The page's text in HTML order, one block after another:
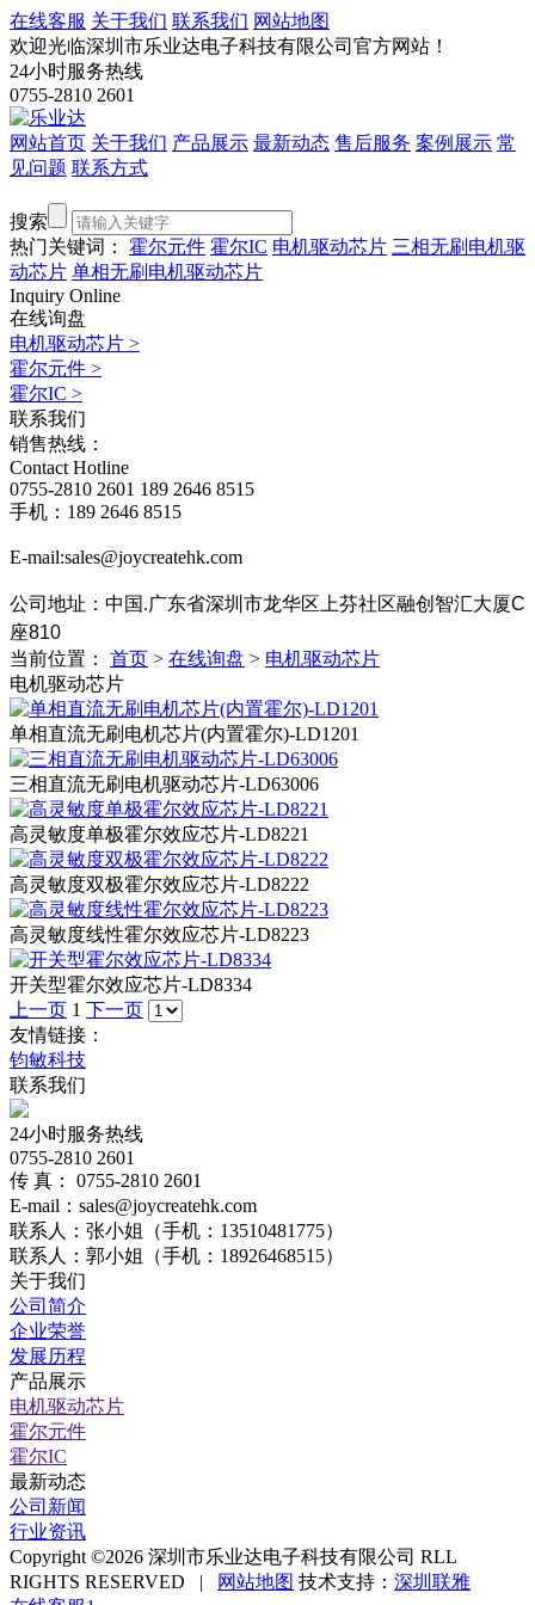
在线客服 关于我们 联系我们 网站地图
欢迎光临深圳市乐业达电子科技有限公司官方网站！
24小时服务热线
0755-2810 2601
网站首页 关于我们 产品展示 最新动态 售后服务 案例展示 常
见问题 联系方式
搜索
热门关键词：
霍尔元件 霍尔IC 电机驱动芯片 三相无刷电机驱
动芯片 单相无刷电机驱动芯片
Inquiry Online
在线询盘
电机驱动芯片 >
霍尔元件 >
霍尔IC >
联系我们
销售热线：
Contact Hotline
0755-2810 2601 189 2646 8515
手机：189 2646 8515
E-mail:sales@joycreatehk.com
公司地址：中国.广东省深圳市龙华区上芬社区融创智汇大厦C
座810
当前位置： 首页 > 在线询盘 > 电机驱动芯片
电机驱动芯片
单相直流无刷电机芯片(内置霍尔)-LD1201
三相直流无刷电机驱动芯片-LD63006
高灵敏度单极霍尔效应芯片-LD8221
高灵敏度双极霍尔效应芯片-LD8222
高灵敏度线性霍尔效应芯片-LD8223
开关型霍尔效应芯片-LD8334
上一页 1 下一页
友情链接：
钧敏科技
联系我们
24小时服务热线
0755-2810 2601
传 真： 0755-2810 2601
E-mail：sales@joycreatehk.com
联系人：张小姐（手机：13510481775）
联系人：郭小姐（手机：18926468515）
关于我们
公司简介
企业荣誉
发展历程
产品展示
电机驱动芯片
霍尔元件
霍尔IC
最新动态
公司新闻
行业资讯
Copyright ©2026 深圳市乐业达电子科技有限公司 RLL
RIGHTS RESERVED |
网站地图 技术支持： 深圳联雅